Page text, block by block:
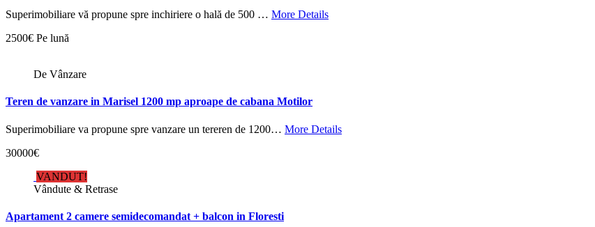
Superimobiliare vă propune spre inchiriere o hală de 500 … More Details
2500€ Pe lună
De Vânzare
Teren de vanzare in Marisel 1200 mp aproape de cabana Motilor
Superimobiliare va propune spre vanzare un tereren de 1200… More Details
30000€
VANDUT!
Vândute & Retrase
Apartament 2 camere semidecomandat + balcon in Floresti